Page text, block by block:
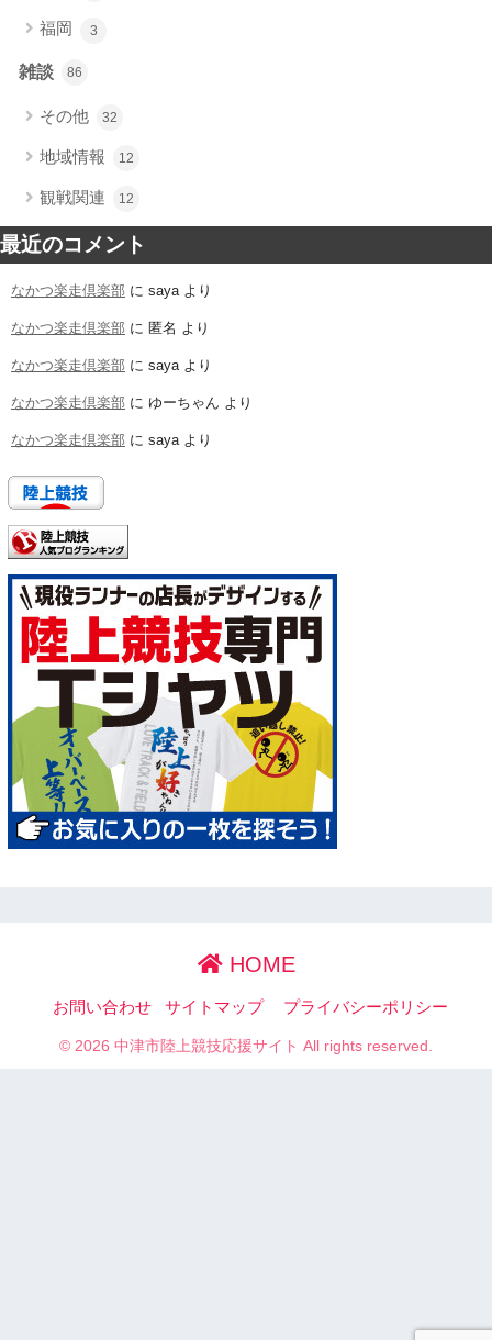
福岡 3
雑談 86
その他 32
地域情報 12
観戦関連 12
最近のコメント
なかつ楽走倶楽部 に saya より
なかつ楽走倶楽部 に 匿名 より
なかつ楽走倶楽部 に saya より
なかつ楽走倶楽部 に ゆーちゃん より
なかつ楽走倶楽部 に saya より
HOME
お問い合わせ サイトマップ プライバシーポリシー
© 2026 中津市陸上競技応援サイト All rights reserved.